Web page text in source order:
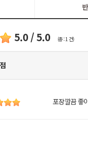
5.0 / 5.0 (총 : 1 건)
포장깔끔 좋